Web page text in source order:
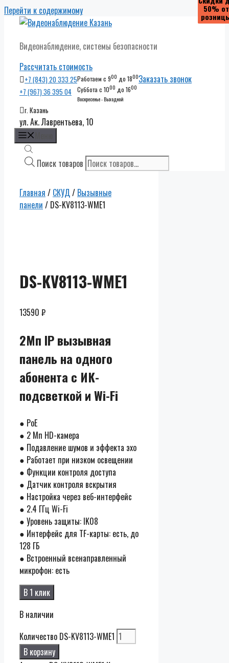
Перейти к содержимому
Видеонаблюдение, системы безопасности
Рассчитать стоимость
+7 (843) 20 333 25
+7 (967) 36 395 04
Работаем с 900 до 1800
Суббота с 1000 до 1600
Воскресенье - Выходной
Заказать звонок
г. Казань
ул. Ак. Лаврентьева, 10
Поиск товаров
Главная / СКУД/ Вызывные
панели / DS-KV8113-WME1
DS-KV8113-WME1
13590 ₽
2Мп IP вызывная
панель на одного
абонента с ИК-
подсветкой и Wi-Fi
● PoE
● 2 Мп HD-камера
● Подавление шумов и эффекта эхо
● Работает при низком освещении
● Функции контроля доступа
● Датчик контроля вскрытия
● Настройка через веб-интерфейс
● 2.4 ГГц Wi-Fi
● Уровень защиты: IK08
● Интерфейс для TF-карты: есть, до
128 ГБ
● Встроенный всенаправленный
микрофон: есть
В 1 клик
В наличии
Количество DS-KV8113-WME1
В корзину
50% от
50% от
50% от
50% от